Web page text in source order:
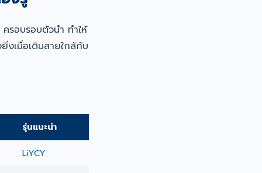
รอบรอบตัวนำ ทำให้
เมื่อเดินสายใกล้กับ
รุ่นแนะนำ
LiYCY